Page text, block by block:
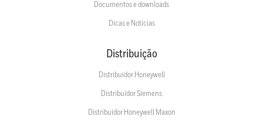
Documentos e downloads
Dicas e Notícias
Distribuição
Distribuidor Honeywell
Distribuidor Siemens
Distribuidor Honeywell Maxon